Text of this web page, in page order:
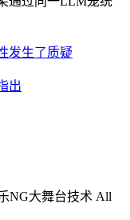
发生了质疑
出
NG大舞台技术 All